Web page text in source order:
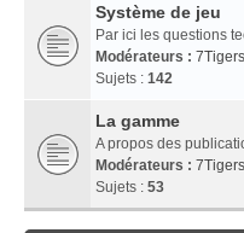
Système de jeu
Par ici les questions
Modérateurs : 7Tigers
Sujets : 142
La gamme
A propos des
Modérateurs : 7Tigers
Sujets : 53